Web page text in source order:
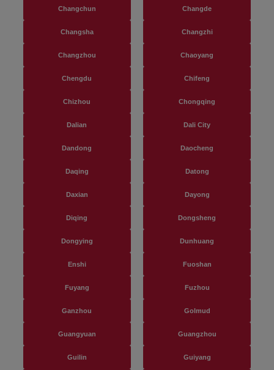
Changchun Changde
Changsha Changzhi
Changzhou Chaoyang
Chengdu Chifeng
Chizhou Chongqing
Dalian Dali City
Dandong Daocheng
Daqing Datong
Daxian Dayong
Diqing Dongsheng
Dongying Dunhuang
Enshi Fuoshan
Fuyang Fuzhou
Ganzhou Golmud
Guangyuan Guangzhou
Guilin Guiyang